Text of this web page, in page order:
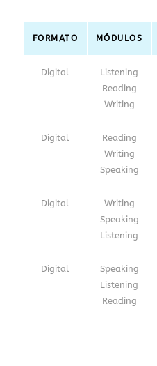
FORMATO MÓDULOS
Digital
Listening
Reading
Writing
Digital
Reading
Writing
Speaking
Digital
Writing
Speaking
Listening
Digital
Speaking
Listening
Reading